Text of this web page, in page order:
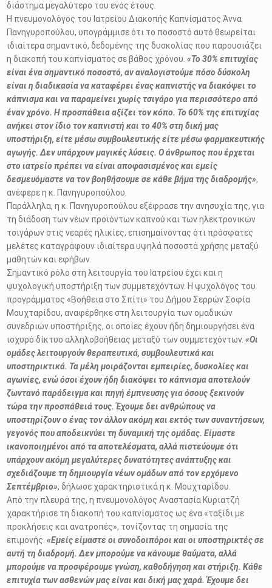
διάστημα μεγαλύτερο του ενός έτους.
Η πνευμονολόγος του Ιατρείου Διακοπής Καπνίσματος Άννα
Πανηγυροπούλου, υπογράμμισε ότι το ποσοστό αυτό θεωρείται
ιδιαίτερα σημαντικό, δεδομένης της δυσκολίας που παρουσιάζει
η διακοπή του καπνίσματος σε βάθος χρόνου.«Το 30% επιτυχίας
είναι ένα σημαντικό ποσοστό, αν αναλογιστούμε πόσο δύσκολη
είναι η διαδικασία να καταφέρει ένας καπνιστής να διακόψει το
κάπνισμα και να παραμείνει χωρίς τσιγάρο για περισσότερο από
έναν χρόνο. Η προσπάθεια αξίζει τον κόπο. Το 60% της επιτυχίας
ανήκει στον ίδιο τον καπνιστή και το 40% στη δική μας
υποστήριξη, είτε μέσω συμβουλευτικής είτε μέσω φαρμακευτικής
αγωγής. Δεν υπάρχουν μαγικές λύσεις. Ο άνθρωπος που έρχεται
στο ιατρείο πρέπει να είναι αποφασισμένος και εμείς
δεσμευόμαστε να τον βοηθήσουμε σε κάθε βήμα της διαδρομής»,
ανέφερε η κ. Πανηγυροπούλου.
Παράλληλα, η κ. Πανηγυροπούλου εξέφρασε την ανησυχία της, για
τη διάδοση των νέων προϊόντων καπνού και των ηλεκτρονικών
τσιγάρων στις νεαρές ηλικίες, επισημαίνοντας ότι πρόσφατες
μελέτες καταγράφουν ιδιαίτερα υψηλά ποσοστά χρήσης μεταξύ
μαθητών και εφήβων.
Σημαντικό ρόλο στη λειτουργία του Ιατρείου έχει και η
ψυχολογική υποστήριξη των συμμετεχόντων. Η ψυχολόγος του
προγράμματος «Βοήθεια στο Σπίτι» του Δήμου Σερρών Σοφία
Μουχταρίδου, αναφέρθηκε στη λειτουργία των ομαδικών
συνεδριών υποστήριξης, οι οποίες έχουν ήδη δημιουργήσει ένα
ισχυρό δίκτυο αλληλοβοήθειας μεταξύ των συμμετεχόντων.«Οι
ομάδες λειτουργούν θεραπευτικά, συμβουλευτικά και
υποστηρικτικά. Τα μέλη μοιράζονται εμπειρίες, δυσκολίες και
αγωνίες, ενώ όσοι έχουν ήδη διακόψει το κάπνισμα αποτελούν
ζωντανό παράδειγμα και πηγή έμπνευσης για όσους ξεκινούν
τώρα την προσπάθειά τους. Έχουμε δει ανθρώπους να
υποστηρίζουν ο ένας τον άλλον ακόμη και εκτός των συναντήσεων,
γεγονός που αποδεικνύει τη δυναμική της ομάδας. Είμαστε
ικανοποιημένοι από τα αποτελέσματα, αλλά πιστεύουμε ότι
υπάρχουν ακόμη μεγαλύτερες δυνατότητες ανάπτυξης και
σχεδιάζουμε τη δημιουργία νέων ομάδων από τον ερχόμενο
Σεπτέμβριο», δήλωσε χαρακτηριστικά η κ. Μουχταρίδου.
Από την πλευρά της, η πνευμονολόγος Αναστασία Κυριατζή
χαρακτήρισε τη διακοπή του καπνίσματος ως ένα «ταξίδι με
προκλήσεις και ανατροπές», τονίζοντας τη σημασία της
επιμονής.«Εμείς είμαστε οι συνοδοιπόροι και οι υποστηρικτές σε
αυτή τη διαδρομή. Δεν μπορούμε να κάνουμε θαύματα, αλλά
μπορούμε να προσφέρουμε γνώση, καθοδήγηση και στήριξη. Κάθε
επιτυχία των ασθενών μας είναι και δική μας χαρά. Έχουμε δει